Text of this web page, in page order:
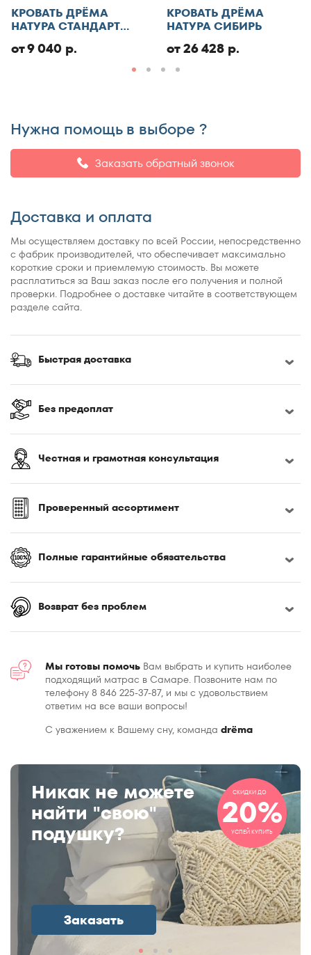
Добавить отзыв
КРОВАТЬ ДРЁМА
НАТУРА СТАНДАРТ
от 9 040 р.
КРОВАТЬ ДРЁМА
НАТУРА СИБИРЬ
от 26 428 р.
Нужна помощь в выборе ?
Заказать обратный звонок
Доставка и оплата
Мы осуществляем доставку по всей России, непосредственно
с фабрик производителей, что обеспечивает максимально
короткие сроки и приемлемую стоимость. Вы можете
расплатиться за Ваш заказ после его получения и полной
проверки. Подробнее о доставке читайте в соответствующем
разделе сайта.
Быстрая доставка
Без предоплат
Честная и грамотная консультация
Проверенный ассортимент
Полные гарантийные обязательства
Возврат без проблем
Мы готовы помочь Вам выбрать и купить наиболее
подходящий матрас в Самаре. Позвоните нам по
телефону 8 846 225-37-87, и мы с удовольствием
ответим на все ваши вопросы!
С уважением к Вашему сну, команда drёma
Никак не можете
найти "свою"
подушку?
Заказать
СКИДКИ ДО
20%
УСПЕЙ КУПИТЬ